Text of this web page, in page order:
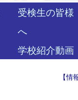
受検生の皆様
へ
学校紹介動画
【